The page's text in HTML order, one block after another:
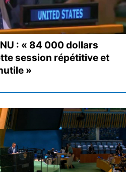
: « 84 000 dollars
session répétitive et
»